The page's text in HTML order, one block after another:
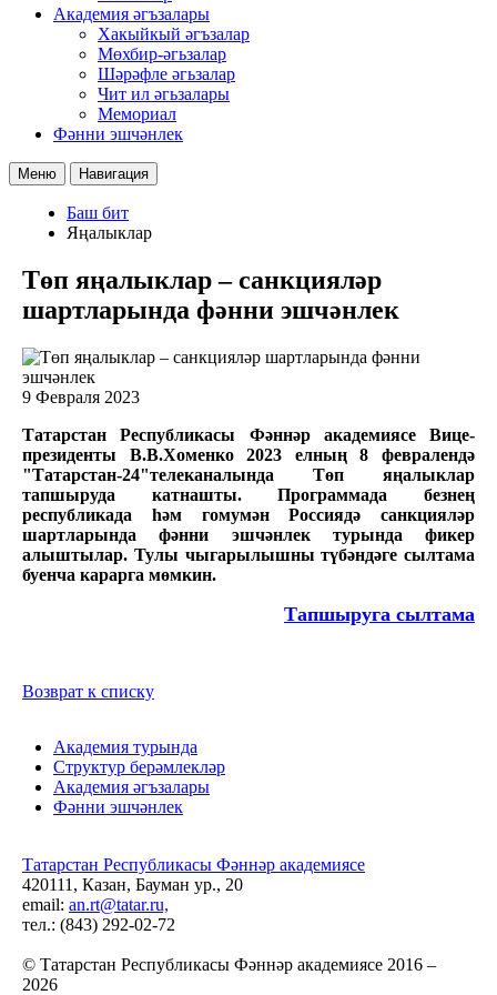
Академия әгъзалары
Хакыйкый әгъзалар
Мөхбир-әгьзалар
Шәрәфле әгьзалар
Чит ил әгьзалары
Мемориал
Фәнни эшчәнлек
Меню Навигация
Баш бит
Яңалыклар
Төп яңалыклар – санкцияләр
шартларында фәнни эшчәнлек
9 Февраля 2023
Татарстан Республикасы Фәннәр академиясе Вице-
президенты В.В.Хоменко 2023 елның 8 февралендә
"Татарстан-24"телеканалында Төп яңалыклар
тапшыруда катнашты. Программада безнең
республикада һәм гомумән Россиядә санкцияләр
шартларында фәнни эшчәнлек турында фикер
алыштылар. Тулы чыгарылышны түбәндәге сылтама
буенча карарга мөмкин.
Тапшыруга сылтама
Возврат к списку
Академия турында
Структур берәмлекләр
Академия әгъзалары
Фәнни эшчәнлек
Татарстан Республикасы Фәннәр академиясе
420111, Казан, Бауман ур., 20
email: an.rt@tatar.ru,
тел.: (843) 292-02-72
© Татарстан Республикасы Фәннәр академиясе 2016 –
2026